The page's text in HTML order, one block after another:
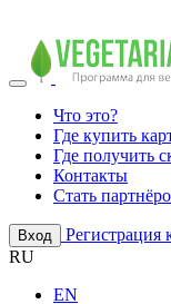
Что это?
Где купить
Где получить
Контакты
Стать
Вход
Регистрация
RU
EN